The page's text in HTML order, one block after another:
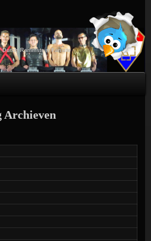
inhoud
WEBLIZAR_FACEBOOK_LIKEBOX-
Dutch Rammstein Fansite
Archieven